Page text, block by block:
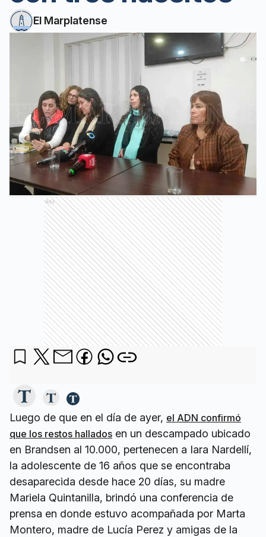
El Marplatense
Ads
Luego de que en el día de ayer, el ADN confirmó
que los restos hallados en un descampado ubicado
en Brandsen al 10.000, pertenecen a Iara Nardellí,
la adolescente de 16 años que se encontraba
desaparecida desde hace 20 días, su madre
Mariela Quintanilla, brindó una conferencia de
prensa en donde estuvo acompañada por Marta
Montero, madre de Lucía Perez y amigas de la